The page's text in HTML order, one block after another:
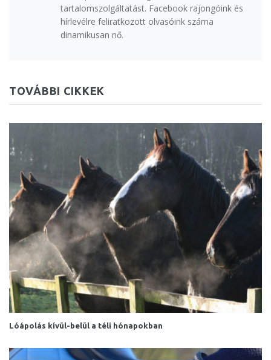
tartalomszolgáltatást. Facebook rajongóink és
hírlevélre feliratkozott olvasóink száma
dinamikusan nő.
TOVÁBBI CIKKEK
Lóápolás kívül-belül a téli hónapokban